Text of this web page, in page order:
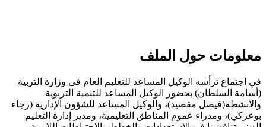
معلومات حول الملف
في اجتماع ترأسه الوكيل المساعد للتعليم العام في وزارة التربية
(أسامة السلطان) بحضور الوكيل المساعد للتنمية التربوية
والأنشطة(فيصل مقصيد)، والوكيل المساعد للشؤون الإدارية (رجاء
بوعركي)، ومدراء عموم المناطق التعليمية، ومدير إدارة التعليم